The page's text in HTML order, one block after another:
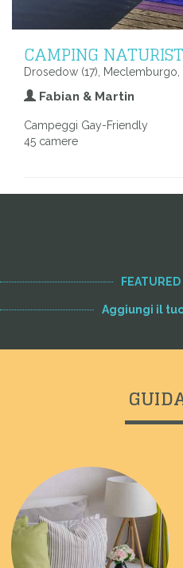
CAMPING
Drosedow (17), Meclemburgo,
Fabian & Martin
Campeggi Gay-Friendly
45 camere
Aggiungi il